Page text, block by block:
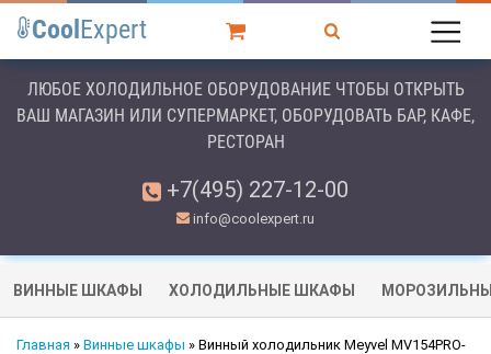
Cool Expert
ЛЮБОЕ ХОЛОДИЛЬНОЕ ОБОРУДОВАНИЕ ЧТОБЫ ОТКРЫТЬ
ВАШ МАГАЗИН ИЛИ СУПЕРМАРКЕТ, ОБОРУДОВАТЬ БАР, КАФЕ,
РЕСТОРАН
+7(495) 227-12-00
info@coolexpert.ru
ВИННЫЕ ШКАФЫ ХОЛОДИЛЬНЫЕ ШКАФЫ
Главная » Винные шкафы » Винный холодильник Meyvel MV154PRO-